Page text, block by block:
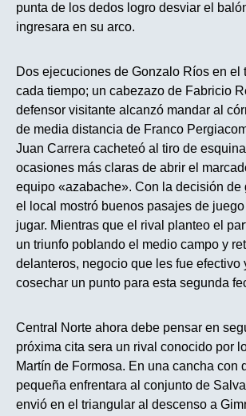
punta de los dedos logro desviar el
ingresara en su arco.
Dos ejecuciones de Gonzalo Ríos en el
cada tiempo; un cabezazo de Fabricio
defensor visitante alcanzó mandar al
de media distancia de Franco
Juan Carrera cacheteó al tiro de
ocasiones más claras de abrir el
equipo «azabache». Con la decisión de
el local mostró buenos pasajes de
jugar. Mientras que el rival planteo el
un triunfo poblando el medio campo y
delanteros, negocio que les fue efectivo
cosechar un punto para esta segunda
Central Norte ahora debe pensar en
próxima cita sera un rival conocido por
Martín de Formosa. En una cancha con
pequeña enfrentara al conjunto de
envió en el triangular al descenso a